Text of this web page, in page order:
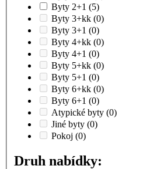
Byty 2+1 (5)
Byty 3+kk (0)
Byty 3+1 (0)
Byty 4+kk (0)
Byty 4+1 (0)
Byty 5+kk (0)
Byty 5+1 (0)
Byty 6+kk (0)
Byty 6+1 (0)
Atypické byty (0)
Jiné byty (0)
Pokoj (0)
Druh nabídky: